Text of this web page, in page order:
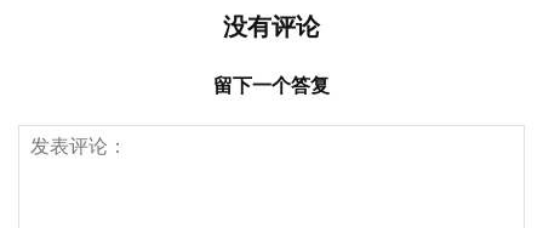
没有评论
留下一个答复